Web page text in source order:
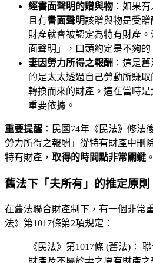
經書面聲明的贈與物 ：如果
且有書面聲明該贈與物是受
財產就會被認定為特有財產
面聲明」，口頭約定是不夠的
妻因勞力所得之報酬 ：這是
的是太太透過自己勞動所賺
轉換而來的財產。這在當時
重要依據。
重要提醒 ：民國74年《民法》修法
勞力所得之報酬」從特有財產中刪
特有財產， 取得的時間點非常關鍵 。
舊法下「夫所有」的推定原則
在舊法聯合財產制下，有一個非常
法》第1017條第2項規定：
《民法》第1017條 (舊法)：